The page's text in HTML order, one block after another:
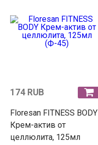
174 RUB
Floresan FITNESS BODY
Крем-актив от
целлюлита, 125мл